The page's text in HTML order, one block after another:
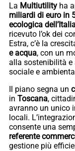
La Multiutility ha
miliardi di euro in
ecologica
ricevuto l’ok dei
Estra, c’è la
e acqua, con un
alla sostenibilità e
sociale e
Il piano segna un
in Toscana,
avranno un unico
locali.
consente una
referente
gestione più